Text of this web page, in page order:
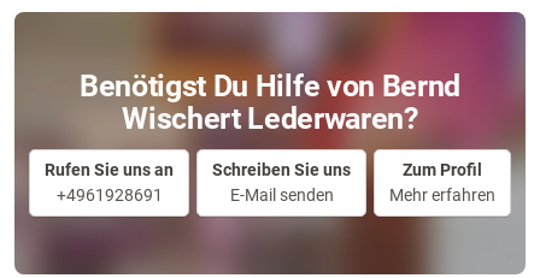
Benötigst Du Hilfe von Bernd
Wischert Lederwaren?
Rufen Sie uns an
+4961928691
Schreiben Sie uns
E-Mail senden
Zum Profil
Mehr erfahren